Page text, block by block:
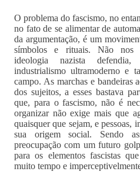
O problema do fascismo, no
no fato de se alimentar de
da argumentação, é um
símbolos e rituais. Não nos
ideologia nazista
industrialismo ultramoderno e
campo. As marchas e bandeiras
dos sujeitos, a esses bastava
que, para o fascismo, não é
organizar não exige mais que
quaisquer que sejam, e pessoas,
sua origem social. Sendo
preocupação com um futuro
para os elementos fascistas
muito tempo e